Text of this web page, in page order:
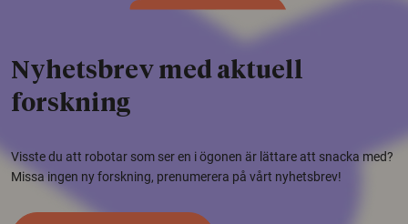
Nyhetsbrev med aktuell
forskning
Visste du att robotar som ser en i ögonen är lättare att snacka med?
Missa ingen ny forskning, prenumerera på vårt nyhetsbrev!